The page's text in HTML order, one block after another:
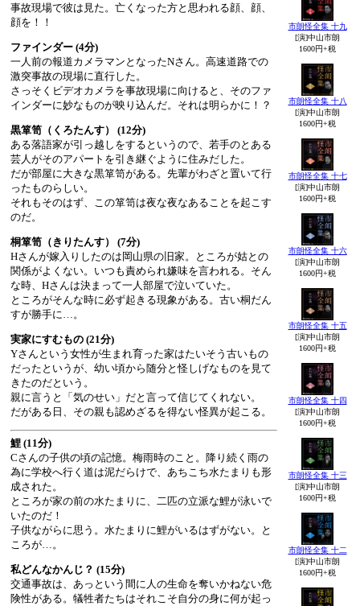
事故現場で彼は見た。亡くなった方と思われる顔、顔、
顔を！！
ファインダー (4分)
一人前の報道カメラマンとなったNさん。高速道路での
激突事故の現場に直行した。
さっそくビデオカメラを事故現場に向けると、そのファ
インダーに妙なものが映り込んだ。それは明らかに！？
黒箪笥（くろたんす） (12分)
ある落語家が引っ越しをするというので、若手のとある
芸人がそのアパートを引き継ぐように住みだした。
だが部屋に大きな黒箪笥がある。先輩がわざと置いて行
ったものらしい。
それもそのはず、この箪笥は夜な夜なあることを起こす
のだ。
桐箪笥（きりたんす） (7分)
Hさんが嫁入りしたのは岡山県の旧家。ところが姑との
関係がよくない。いつも責められ嫌味を言われる。そん
な時、Hさんは決まって一人部屋で泣いていた。
ところがそんな時に必ず起きる現象がある。古い桐だん
すが勝手に…。
実家にすむもの (21分)
Yさんという女性が生まれ育った家はたいそう古いもの
だったというが、幼い頃から随分と怪しげなものを見て
きたのだという。
親に言うと「気のせい」だと言って信じてくれない。
だがある日、その親も認めざるを得ない怪異が起こる。
鯉 (11分)
Cさんの子供の頃の記憶。梅雨時のこと。降り続く雨の
為に学校へ行く道は泥だらけで、あちこち水たまりも形
成された。
ところが家の前の水たまりに、二匹の立派な鯉が泳いで
いたのだ！
子供ながらに思う。水たまりに鯉がいるはずがない。と
ころが…。
私どんなかんじ？ (15分)
交通事故は、あっという間に人の生命を奪いかねない危
険性がある。犠牲者たちはそれこそ自分の身に何が起っ
市朗怪全集 十九
[演]中山市朗
1600円+税
市朗怪全集 十八
[演]中山市朗
1600円+税
市朗怪全集 十七
[演]中山市朗
1600円+税
市朗怪全集 十六
[演]中山市朗
1600円+税
市朗怪全集 十五
[演]中山市朗
1600円+税
市朗怪全集 十四
[演]中山市朗
1600円+税
市朗怪全集 十三
[演]中山市朗
1600円+税
市朗怪全集 十二
[演]中山市朗
1600円+税